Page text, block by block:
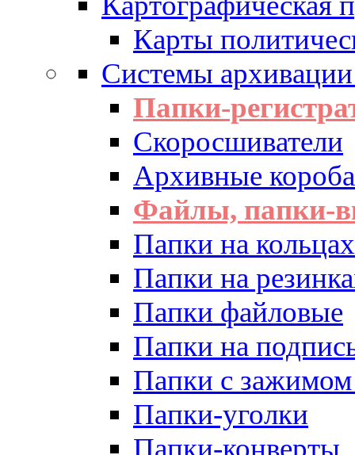
Карты
Системы
Папки-
Скоросшиватели
Архивные
Файлы, папки-
Папки на кольцах
Папки на
Папки файловые
Папки на
Папки с
Папки-уголки
Папки-конверты